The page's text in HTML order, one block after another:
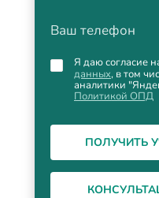
Ваш телефон
Я даю согласие
данных, в том
аналитики
Политикой ОПД
ПОЛУЧИТЬ